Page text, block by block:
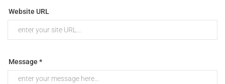
Website URL
Message *